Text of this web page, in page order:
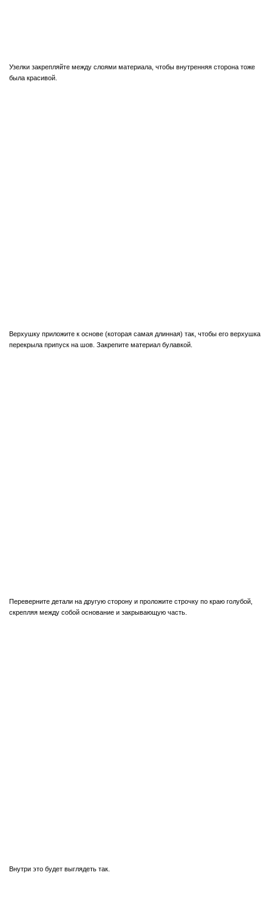
Узелки закрепляйте между слоями материала, чтобы внутренняя сторона тоже
была красивой.
Верхушку приложите к основе (которая самая длинная) так, чтобы его верхушка
перекрыла припуск на шов. Закрепите материал булавкой.
Переверните детали на другую сторону и проложите строчку по краю голубой,
скрепляя между собой основание и закрывающую часть.
Внутри это будет выглядеть так.